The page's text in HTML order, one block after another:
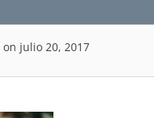
on julio 20, 2017